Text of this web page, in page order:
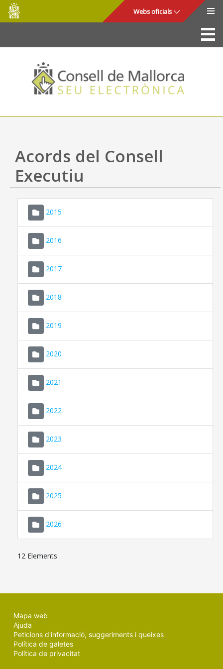
Salta al contingut principal
Consell
de
Mallorca
Webs oficials
La Seu
Consell de Mallorca
Accés i seguretat
Utilitats
Ajuda
Acords del Consell
Executiu
2015
2016
2017
2018
2019
2020
2021
2022
2023
2024
2025
2026
12 Elements
Mapa web
Ajuda
Peticions d'informació, suggeriments i queixes
Política de galetes
Política de privacitat